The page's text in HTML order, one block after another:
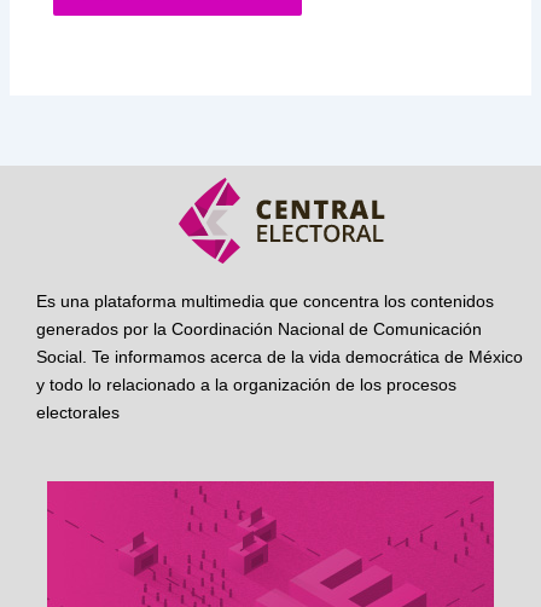
Es una plataforma multimedia que concentra los contenidos
generados por la Coordinación Nacional de Comunicación
Social. Te informamos acerca de la vida democrática de México
y todo lo relacionado a la organización de los procesos
electorales